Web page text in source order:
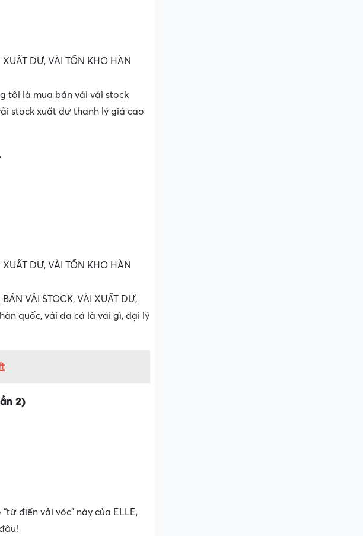
DƯ, VẢI TỒN KHO HÀN
tôi là mua bán vải vải stock
stock xuất dư thanh lý giá cao
DƯ, VẢI TỒN KHO HÀN
VẢI STOCK, VẢI XUẤT DƯ,
quốc, vải da cá là vải gì, đại lý
2)
điển vải vóc” này của ELLE,